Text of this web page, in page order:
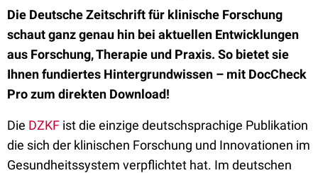
Die Deutsche Zeitschrift für klinische Forschung
schaut ganz genau hin bei aktuellen Entwicklungen
aus Forschung, Therapie und Praxis. So bietet sie
Ihnen fundiertes Hintergrundwissen – mit DocCheck
Pro zum direkten Download!
Die DZKF ist die einzige deutschsprachige Publikation
die sich der klinischen Forschung und Innovationen im
Gesundheitssystem verpflichtet hat. Im deutschen